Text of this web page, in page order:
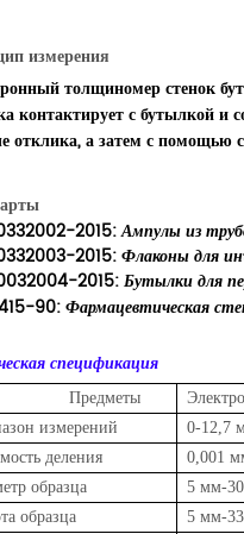
измерения
толщиномер стенок
контактирует с бутылкой и
отклика, а затем с помощью
2015:Ампулы из
2015: Флаконы для
2015:Бутылки для
90: Фармацевтическая
спецификация
Предметы
измерений
0-12,7
деления
0,001
образца
5 мм-
образца
5 мм-